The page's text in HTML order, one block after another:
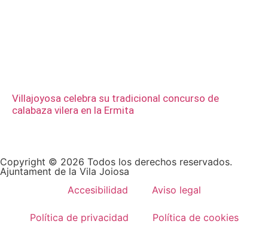
Villajoyosa celebra su tradicional concurso de
calabaza vilera en la Ermita
Copyright © 2026 Todos los derechos reservados.
Ajuntament de la Vila Joiosa
Accesibilidad
Aviso legal
Política de privacidad Política de cookies